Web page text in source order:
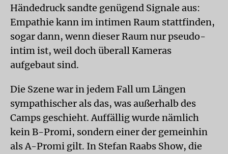
Händedruck sandte genügend Signale aus:
Empathie kann im intimen Raum stattfinden,
sogar dann, wenn dieser Raum nur pseudo-
intim ist, weil doch überall Kameras
aufgebaut sind.
Die Szene war in jedem Fall um Längen
sympathischer als das, was außerhalb des
Camps geschieht. Auffällig wurde nämlich
kein B-Promi, sondern einer der gemeinhin
als A-Promi gilt. In Stefan Raabs Show, die